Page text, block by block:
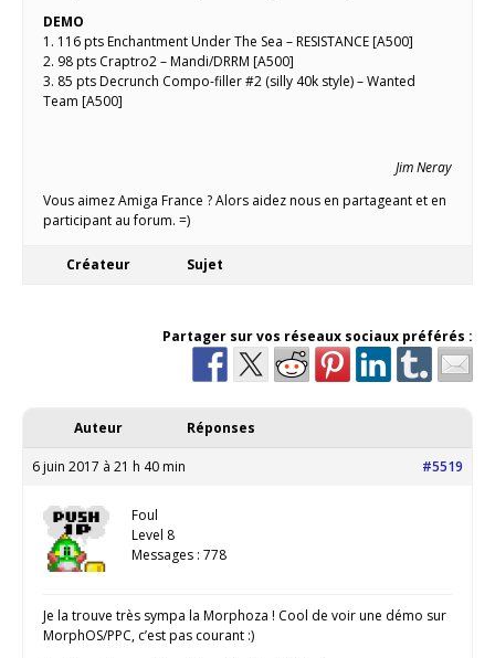
DEMO
1. 116 pts Enchantment Under The Sea – RESISTANCE [A500]
2. 98 pts Craptro2 – Mandi/DRRM [A500]
3. 85 pts Decrunch Compo-filler #2 (silly 40k style) – Wanted
Team [A500]
Jim Neray
Vous aimez Amiga France ? Alors aidez nous en partageant et en
participant au forum. =)
Créateur Sujet
Partager sur vos réseaux sociaux préférés :
Auteur Réponses
6 juin 2017 à 21 h 40 min #5519
Foul
Level 8
Messages : 778
Je la trouve très sympa la Morphoza ! Cool de voir une démo sur
MorphOS/PPC, c’est pas courant :)